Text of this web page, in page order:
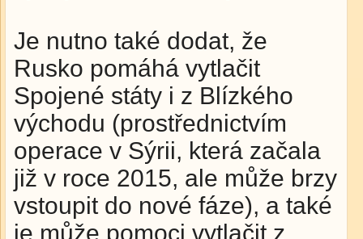
Je nutno také dodat, že
Rusko pomáhá vytlačit
Spojené státy i z Blízkého
východu (prostřednictvím
operace v Sýrii, která začala
již v roce 2015, ale může brzy
vstoupit do nové fáze), a také
je může pomoci vytlačit z